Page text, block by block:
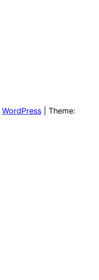
WordPress
Theme: